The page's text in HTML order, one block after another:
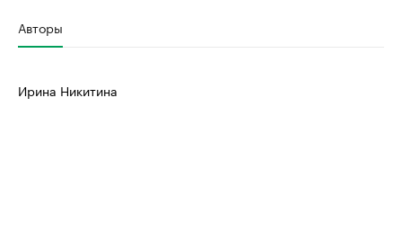
Авторы
Ирина Никитина